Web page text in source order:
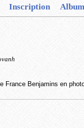
Inscription
France Benjamins en